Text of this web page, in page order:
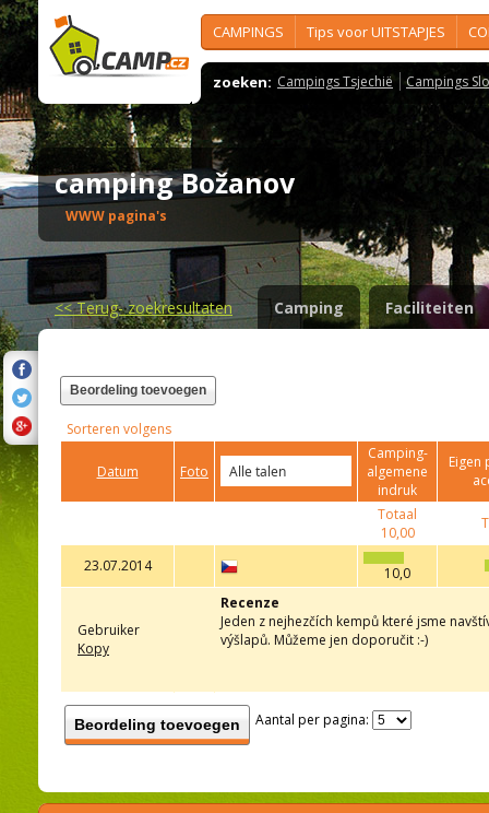
CAMPINGS Tips voor UITSTAPJES
zoeken: Campings Tsjechië Campings
camping Božanov
WWW pagina's
<<Terug- zoekresultaten Camping Faciliteiten
Beordeling toevoegen
Sorteren volgens
Datum Foto
Camping-
algemene
indruk
Eigen
Totaal
10,00
23.07.2014 10,0
Gebruiker
Kopy
Recenze
Jeden z nejhezčích kempů které jsme
výšlapů. Můžeme jen doporučit :-)
Beordeling toevoegen Aantal per pagina: